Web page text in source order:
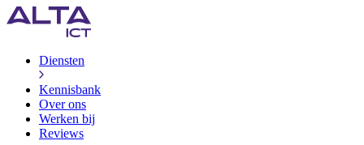
Diensten
Kennisbank
Over ons
Werken bij
Reviews